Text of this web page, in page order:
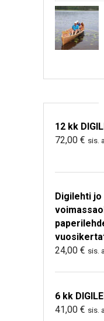
12 kk
72,00 € sis.
Digilehti jo
24,00 € sis.
6 kk
41,00 € sis.